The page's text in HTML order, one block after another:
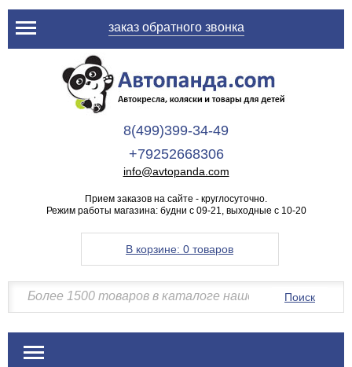
заказ обратного звонка
8(499)399-34-49
+79252668306
info@avtopanda.com
Прием заказов на сайте - круглосуточно.
Режим работы магазина: будни с 09-21, выходные с 10-20
В корзине: 0 товаров
Поиск